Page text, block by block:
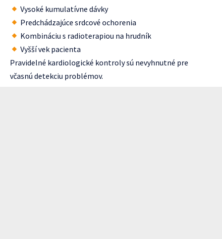
Vysoké kumulatívne dávky
Predchádzajúce srdcové ochorenia
Kombináciu s radioterapiou na hrudník
Vyšší vek pacienta
Pravidelné kardiologické kontroly sú nevyhnutné pre
včasnú detekciu problémov.